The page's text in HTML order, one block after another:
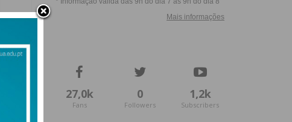
27,0k
Fans
0
Followers
1,2k
Subscribers